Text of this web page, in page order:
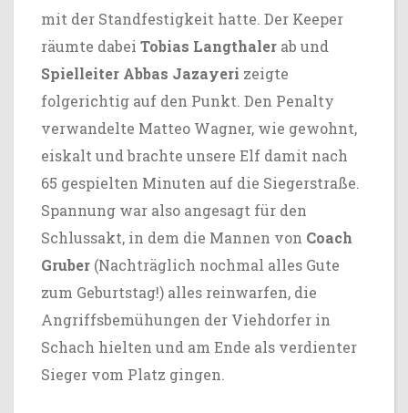
mit der Standfestigkeit hatte. Der Keeper
räumte dabei Tobias Langthaler ab und
Spielleiter Abbas Jazayeri zeigte
folgerichtig auf den Punkt. Den Penalty
verwandelte Matteo Wagner, wie gewohnt,
eiskalt und brachte unsere Elf damit nach
65 gespielten Minuten auf die Siegerstraße.
Spannung war also angesagt für den
Schlussakt, in dem die Mannen von Coach
Gruber (Nachträglich nochmal alles Gute
zum Geburtstag!) alles reinwarfen, die
Angriffsbemühungen der Viehdorfer in
Schach hielten und am Ende als verdienter
Sieger vom Platz gingen.